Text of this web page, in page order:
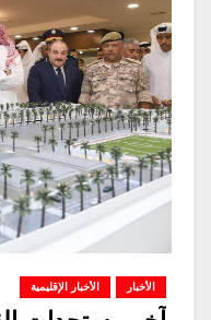
الأخبار الأخبار الإقليمية